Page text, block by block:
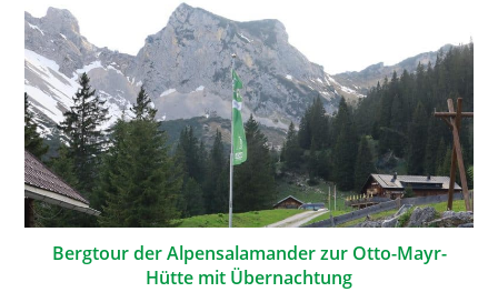
Bergtour der Alpensalamander zur Otto-Mayr-
Hütte mit Übernachtung